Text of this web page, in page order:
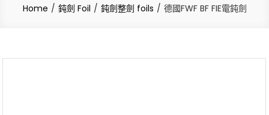
Home 鈍劍 Foil 鈍劍整劍 foils 德國FWF BF FIE電鈍劍